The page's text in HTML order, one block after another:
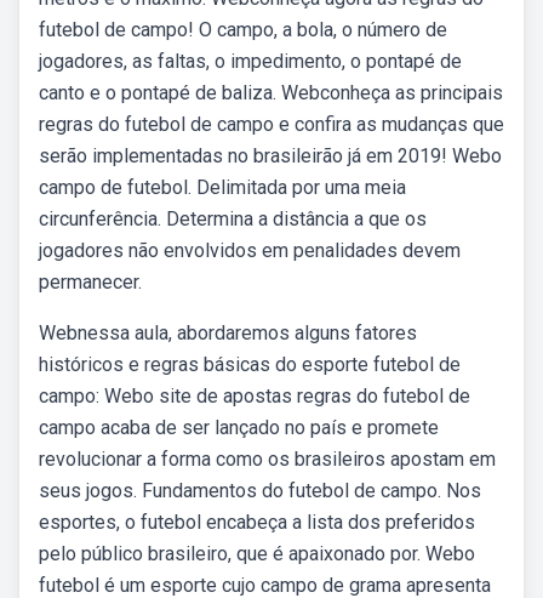
futebol de campo! O campo, a bola, o número de
jogadores, as faltas, o impedimento, o pontapé de
canto e o pontapé de baliza. Webconheça as principais
regras do futebol de campo e confira as mudanças que
serão implementadas no brasileirão já em 2019! Webo
campo de futebol. Delimitada por uma meia
circunferência. Determina a distância a que os
jogadores não envolvidos em penalidades devem
permanecer.
Webnessa aula, abordaremos alguns fatores
históricos e regras básicas do esporte futebol de
campo: Webo site de apostas regras do futebol de
campo acaba de ser lançado no país e promete
revolucionar a forma como os brasileiros apostam em
seus jogos. Fundamentos do futebol de campo. Nos
esportes, o futebol encabeça a lista dos preferidos
pelo público brasileiro, que é apaixonado por. Webo
futebol é um esporte cujo campo de grama apresenta